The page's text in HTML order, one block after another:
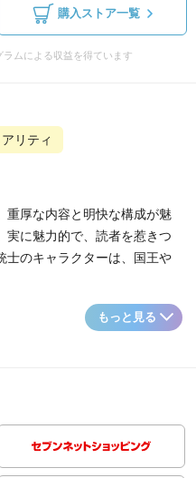
購入ストア一覧
ムによる収益を得ています
リティ
重厚な内容と明快な構成が魅
実に魅力的で、読者を惹きつ
士のキャラクターは、国王や
もっと見る